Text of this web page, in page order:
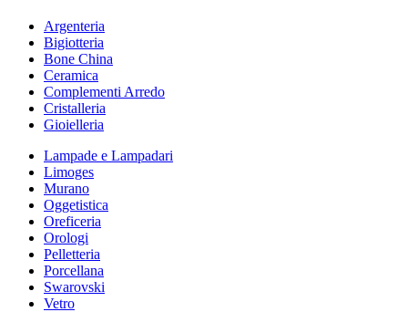
Argenteria
Bigiotteria
Bone China
Ceramica
Complementi Arredo
Cristalleria
Gioielleria
Lampade e Lampadari
Limoges
Murano
Oggetistica
Oreficeria
Orologi
Pelletteria
Porcellana
Swarovski
Vetro